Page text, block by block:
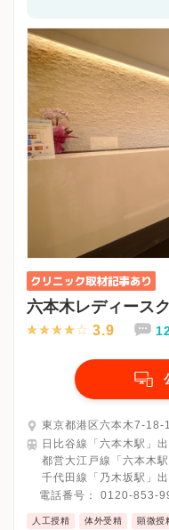
六本木レディース
3.9
東京都港区六本木7-18-
日比谷線「六本木駅」
都営大江戸線「六本木
千代田線「乃木坂駅」
電話番号： 0120-853-
人工授精 体外受精 顕微授